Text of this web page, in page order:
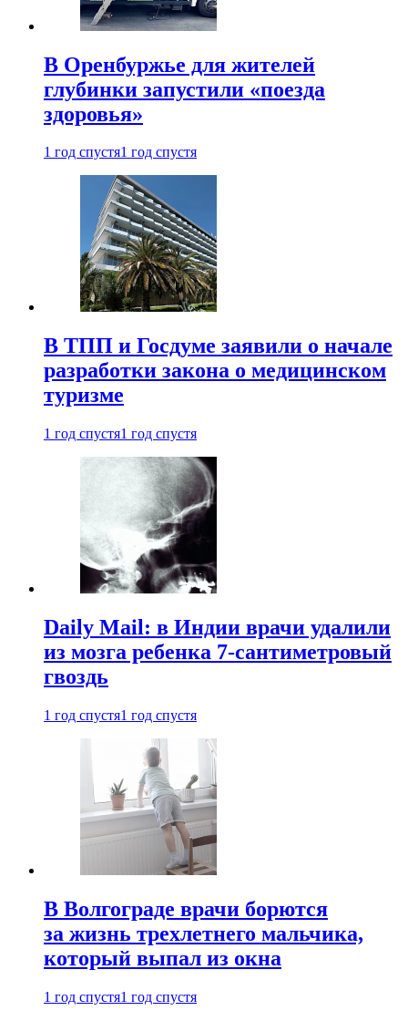
В Оренбуржье для жителей
глубинки запустили «поезда
здоровья»
1 год спустя1 год спустя
В ТПП и Госдуме заявили о начале
разработки закона о медицинском
туризме
1 год спустя1 год спустя
Daily Mail: в Индии врачи удалили
из мозга ребенка 7-сантиметровый
гвоздь
1 год спустя1 год спустя
В Волгограде врачи борются
за жизнь трехлетнего мальчика,
который выпал из окна
1 год спустя1 год спустя